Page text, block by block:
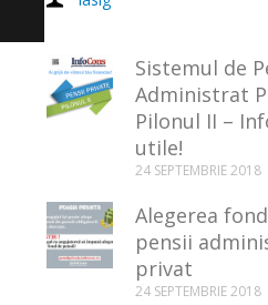
Sistemul de
Administrat
Pilonul II –
utile!
24 SEPTEMBRIE 2018
Alegerea
pensii
privat
24 SEPTEMBRIE 2018